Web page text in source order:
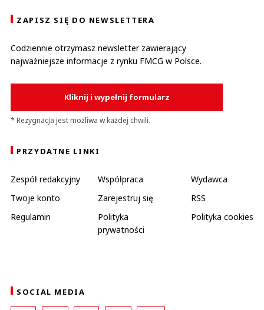
ZAPISZ SIĘ DO NEWSLETTERA
Codziennie otrzymasz newsletter zawierający
najważniejsze informacje z rynku FMCG w Polsce.
Kliknij i wypełnij formularz
* Rezygnacja jest możliwa w każdej chwili.
PRZYDATNE LINKI
Zespół redakcyjny Współpraca
Wydawca
Twoje konto
Zarejestruj się
RSS
Regulamin
Polityka
prywatności
Polityka cookies
SOCIAL MEDIA